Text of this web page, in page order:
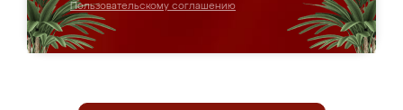
Пользовательскому соглашению